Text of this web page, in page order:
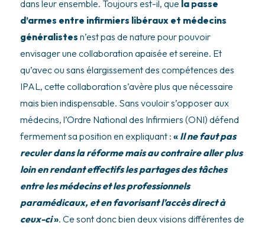
dans leur ensemble. Toujours est-il, que la passe
d’armes entre infirmiers libéraux et médecins
généralistes n’est pas de nature pour pouvoir
envisager une collaboration apaisée et sereine. Et
qu’avec ou sans élargissement des compétences des
IPAL, cette collaboration s’avère plus que nécessaire
mais bien indispensable. Sans vouloir s’opposer aux
médecins, l’Ordre National des Infirmiers (ONI) défend
fermement sa position en expliquant : « Il ne faut pas
reculer dans la réforme mais au contraire aller plus
loin en rendant effectifs les partages des tâches
entre les médecins et les professionnels
paramédicaux, et en favorisant l’accès direct à
ceux-ci». Ce sont donc bien deux visions différentes de